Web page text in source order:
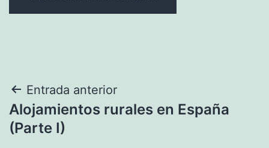
Navegación
de
Entrada anterior
Alojamientos rurales en España
(Parte I)